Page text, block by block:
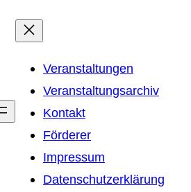
Veranstaltungen
Veranstaltungsarchiv
Kontakt
Förderer
Impressum
Datenschutzerklärung